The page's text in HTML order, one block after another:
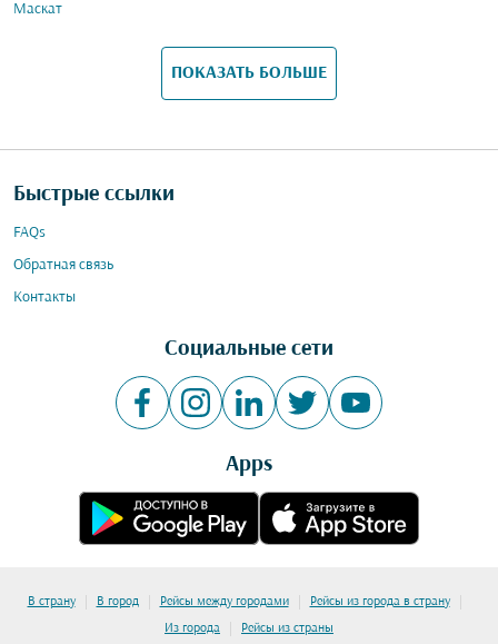
Маскат
ПОКАЗАТЬ БОЛЬШЕ
Быстрые ссылки
FAQs
Обратная связь
Контакты
Социальные сети
Apps
В страну | В город | Рейсы между городами | Рейсы из города в страну |
Из города | Рейсы из страны